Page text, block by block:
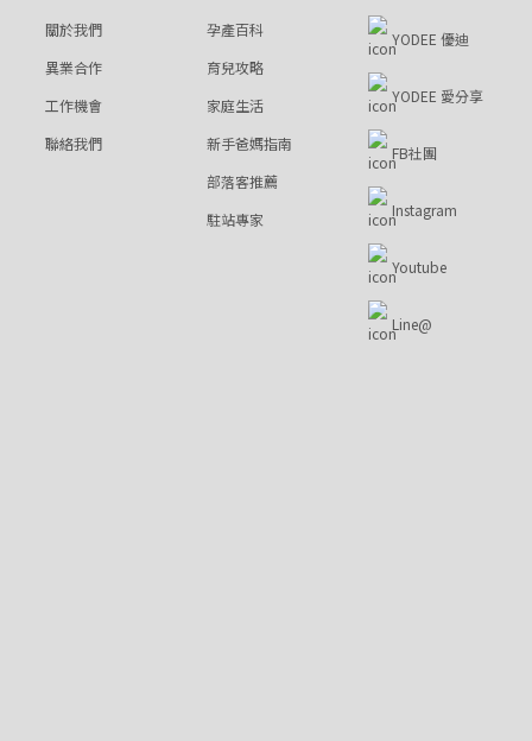
關於我們
異業合作
工作機會
聯絡我們
孕產百科
育兒攻略
家庭生活
新手爸媽指南
部落客推薦
駐站專家
YODEE 優迪
YODEE 愛分享
FB社團
Instagram
Youtube
Line@